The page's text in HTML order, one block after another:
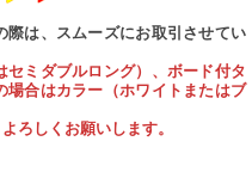
は、スムーズにお取引させてい
ミダブルロング）、ボード付タ
合はカラー（ホワイトまたはブ
ろしくお願いします。